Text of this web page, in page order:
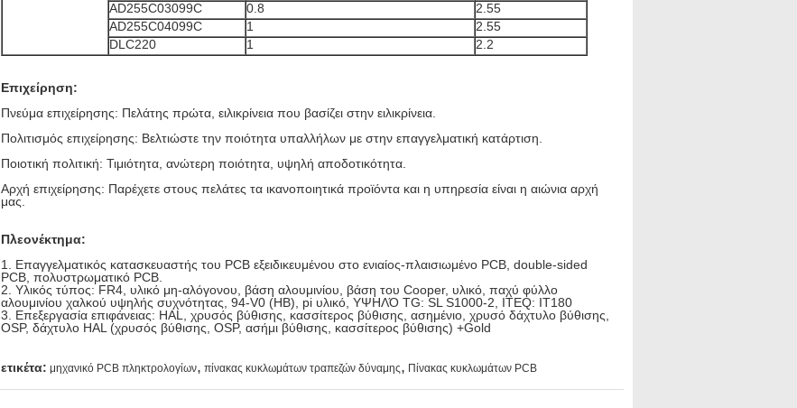
AD255C03099C
0.8
2.55
AD255C04099C
1
2.55
DLC220
1 2.2
Επιχείρηση:
Πνεύμα επιχείρησης: Πελάτης πρώτα, ειλικρίνεια που βασίζει στην ειλικρίνεια.
Πολιτισμός επιχείρησης: Βελτιώστε την ποιότητα υπαλλήλων με στην επαγγελματική κατάρτιση.
Ποιοτική πολιτική: Τιμιότητα, ανώτερη ποιότητα, υψηλή αποδοτικότητα.
Αρχή επιχείρησης: Παρέχετε στους πελάτες τα ικανοποιητικά προϊόντα και η υπηρεσία είναι η αιώνια αρχή
μας.
Πλεονέκτημα:
1. Επαγγελματικός κατασκευαστής του PCB εξειδικευμένου στο ενιαίος-πλαισιωμένο PCB, double-sided
PCB, πολυστρωματικό PCB.
2. Υλικός τύπος: FR4, υλικό μη-αλόγονου, βάση αλουμινίου, βάση του Cooper, υλικό, παχύ φύλλο
αλουμινίου χαλκού υψηλής συχνότητας, 94-V0 (HB), pi υλικό, ΥΨΗΛΌ TG: SL S1000-2, ITEQ: IT180
3. Επεξεργασία επιφάνειας: HAL, χρυσός βύθισης, κασσίτερος βύθισης, ασημένιο, χρυσό δάχτυλο βύθισης,
OSP, δάχτυλο HAL (χρυσός βύθισης, OSP, ασήμι βύθισης, κασσίτερος βύθισης) +Gold
ετικέτα: μηχανικό PCB πληκτρολογίων, πίνακας κυκλωμάτων τραπεζών δύναμης, Πίνακας κυκλωμάτων PCB